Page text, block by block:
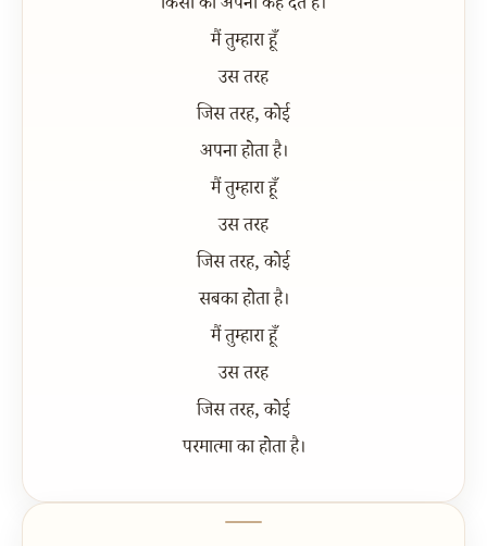
किसी को अपना कह देते हैं।
मैं तुम्हारा हूँ
उस तरह
जिस तरह, कोई
अपना होता है।
मैं तुम्हारा हूँ
उस तरह
जिस तरह, कोई
सबका होता है।
मैं तुम्हारा हूँ
उस तरह
जिस तरह, कोई
परमात्मा का होता है।